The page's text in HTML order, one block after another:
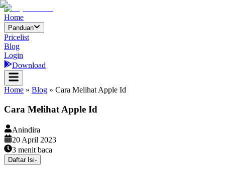
Home
Panduan
Pricelist
Blog
Login
Download
Home » Blog » Cara Melihat Apple Id
Cara Melihat Apple Id
Anindira
20 April 2023
3 menit baca
Daftar Isi-